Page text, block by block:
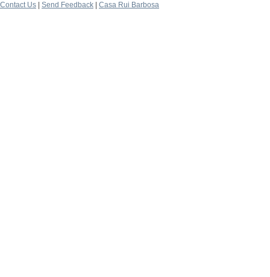
Contact Us
Send Feedback Casa Rui Barbosa